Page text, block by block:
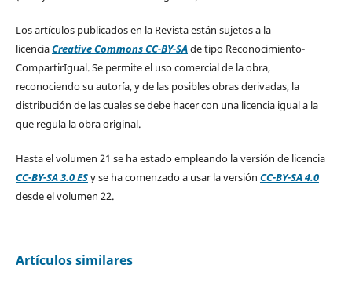
Los artículos publicados en la Revista están sujetos a la
licenciaCreative Commons CC-BY-SAde tipo Reconocimiento-
CompartirIgual. Se permite el uso comercial de la obra,
reconociendo su autoría, y de las posibles obras derivadas, la
distribución de las cuales se debe hacer con una licencia igual a la
que regula la obra original.
Hasta el volumen 21 se ha estado empleando la versión de licencia
CC-BY-SA 3.0 ESy se ha comenzado a usar la versión CC-BY-SA 4.0
desde el volumen 22.
Artículos similares